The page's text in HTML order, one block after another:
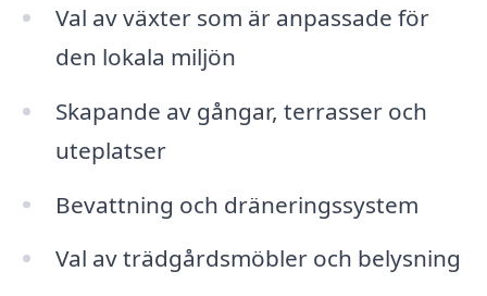
Val av växter som är anpassade för
den lokala miljön
Skapande av gångar, terrasser och
uteplatser
Bevattning och dräneringssystem
Val av trädgårdsmöbler och belysning